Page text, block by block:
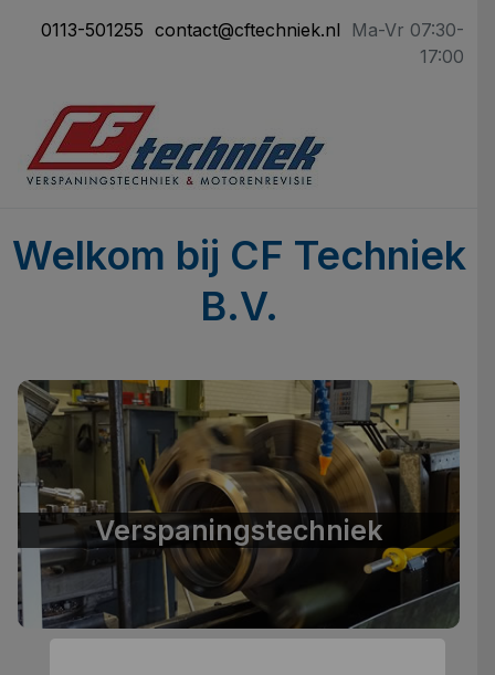
0113-501255 contact@cftechniek.nl
Ma-Vr 07:30-
17:00
Welkom bij CF Techniek
B.V.
Verspaningstechniek